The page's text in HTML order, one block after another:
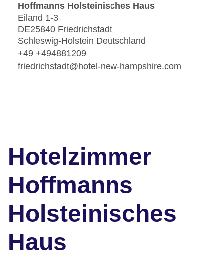
Hoffmanns Holsteinisches Haus
Eiland 1-3
DE25840 Friedrichstadt
Schleswig-Holstein Deutschland
+49 +494881209
friedrichstadt@hotel-new-hampshire.com
Hotelzimmer
Hoffmanns
Holsteinisches
Haus